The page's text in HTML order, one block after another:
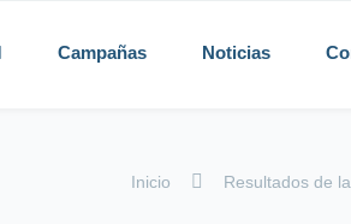
Campañas Noticias
Inicio Resultados de